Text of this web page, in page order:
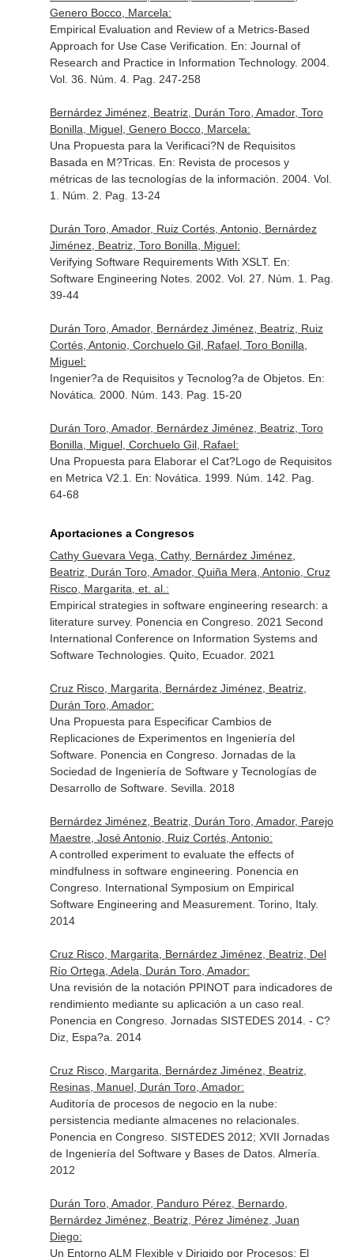
Genero Bocco, Marcela:
Empirical Evaluation and Review of a Metrics-Based
Approach for Use Case Verification. En: Journal of
Research and Practice in Information Technology. 2004.
Vol. 36. Núm. 4. Pag. 247-258
Bernárdez Jiménez, Beatriz, Durán Toro, Amador, Toro
Bonilla, Miguel, Genero Bocco, Marcela:
Una Propuesta para la Verificaci?N de Requisitos
Basada en M?Tricas. En: Revista de procesos y
métricas de las tecnologías de la información . 2004. Vol.
1. Núm. 2. Pag. 13-24
Durán Toro, Amador, Ruiz Cortés, Antonio, Bernárdez
Jiménez, Beatriz, Toro Bonilla, Miguel:
Verifying Software Requirements With XSLT. En:
Software Engineering Notes. 2002. Vol. 27. Núm. 1. Pag.
39-44
Durán Toro, Amador, Bernárdez Jiménez, Beatriz, Ruiz
Cortés, Antonio, Corchuelo Gil, Rafael, Toro Bonilla,
Miguel:
Ingenier?a de Requisitos y Tecnolog?a de Objetos. En:
Novática . 2000. Núm. 143. Pag. 15-20
Durán Toro, Amador, Bernárdez Jiménez, Beatriz, Toro
Bonilla, Miguel, Corchuelo Gil, Rafael:
Una Propuesta para Elaborar el Cat?Logo de Requisitos
en Metrica V2.1. En: Novática . 1999. Núm. 142. Pag.
64-68
Aportaciones a Congresos
Cathy Guevara Vega, Cathy, Bernárdez Jiménez,
Beatriz, Durán Toro, Amador, Quiña Mera, Antonio, Cruz
Risco, Margarita, et. al.:
Empirical strategies in software engineering research: a
literature survey. Ponencia en Congreso. 2021 Second
International Conference on Information Systems and
Software Technologies. Quito, Ecuador. 2021
Cruz Risco, Margarita, Bernárdez Jiménez, Beatriz,
Durán Toro, Amador:
Una Propuesta para Especificar Cambios de
Replicaciones de Experimentos en Ingeniería del
Software. Ponencia en Congreso. Jornadas de la
Sociedad de Ingeniería de Software y Tecnologías de
Desarrollo de Software. Sevilla. 2018
Bernárdez Jiménez, Beatriz, Durán Toro, Amador, Parejo
Maestre, José Antonio, Ruiz Cortés, Antonio:
A controlled experiment to evaluate the effects of
mindfulness in software engineering. Ponencia en
Congreso. International Symposium on Empirical
Software Engineering and Measurement. Torino, Italy.
2014
Cruz Risco, Margarita, Bernárdez Jiménez, Beatriz, Del
Río Ortega, Adela, Durán Toro, Amador:
Una revisión de la notación PPINOT para indicadores de
rendimiento mediante su aplicación a un caso real.
Ponencia en Congreso. Jornadas SISTEDES 2014. - C?
Diz, Espa?a. 2014
Cruz Risco, Margarita, Bernárdez Jiménez, Beatriz,
Resinas, Manuel, Durán Toro, Amador:
Auditoría de procesos de negocio en la nube:
persistencia mediante almacenes no relacionales.
Ponencia en Congreso. SISTEDES 2012; XVII Jornadas
de Ingeniería del Software y Bases de Datos. Almería.
2012
Durán Toro, Amador, Panduro Pérez, Bernardo,
Bernárdez Jiménez, Beatriz, Pérez Jiménez, Juan
Diego:
Un Entorno ALM Flexible y Dirigido por Procesos: El